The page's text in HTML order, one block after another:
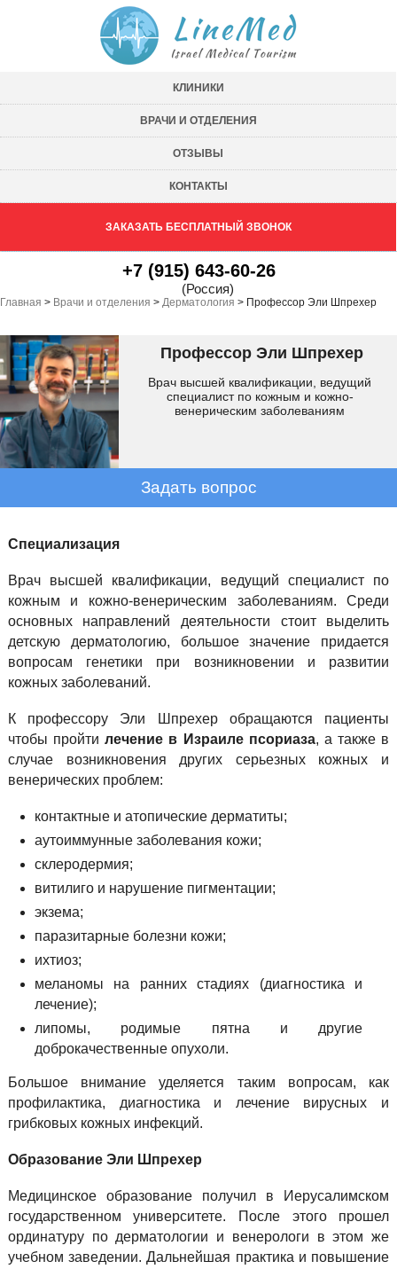
КЛИНИКИ
ВРАЧИ И ОТДЕЛЕНИЯ
ОТЗЫВЫ
КОНТАКТЫ
ЗАКАЗАТЬ БЕСПЛАТНЫЙ ЗВОНОК
+7 (915) 643-60-26
(Россия)
Главная > Врачи и отделения > Дерматология > Профессор Эли Шпрехер
Профессор Эли Шпрехер
Врач высшей квалификации, ведущий
специалист по кожным и кожно-
венерическим заболеваниям
Задать вопрос
Специализация
Врач высшей квалификации, ведущий специалист по
кожным и кожно-венерическим заболеваниям. Среди
основных направлений деятельности стоит выделить
детскую дерматологию, большое значение придается
вопросам генетики при возникновении и развитии
кожных заболеваний.
К профессору Эли Шпрехер обращаются пациенты
чтобы пройтилечение в Израиле псориаза, а также в
случае возникновения других серьезных кожных и
венерических проблем:
контактные и атопические дерматиты;
аутоиммунные заболевания кожи;
склеродермия;
витилиго и нарушение пигментации;
экзема;
паразитарные болезни кожи;
ихтиоз;
меланомы на ранних стадиях (диагностика и
лечение);
липомы, родимые пятна и другие
доброкачественные опухоли.
Большое внимание уделяется таким вопросам, как
профилактика, диагностика и лечение вирусных и
грибковых кожных инфекций.
Образование Эли Шпрехер
Медицинское образование получил в Иерусалимском
государственном университете. После этого прошел
ординатуру по дерматологии и венерологи в этом же
учебном заведении. Дальнейшая практика и повышение